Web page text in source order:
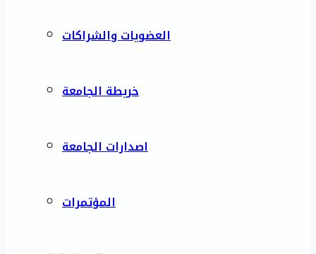
العضويات والشراكات
خريطة الجامعة
اصدارات الجامعة
المؤتمرات